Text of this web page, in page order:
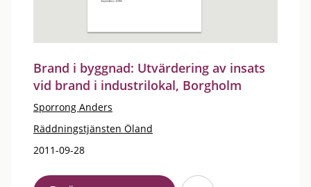
Brand i byggnad: Utvärdering av insats
vid brand i industrilokal, Borgholm
Sporrong Anders
Räddningstjänsten Öland
2011-09-28